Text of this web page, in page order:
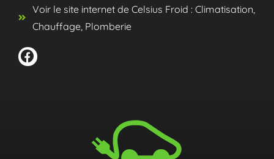
Voir le site internet de Celsius Froid : Climatisation,
Chauffage, Plomberie